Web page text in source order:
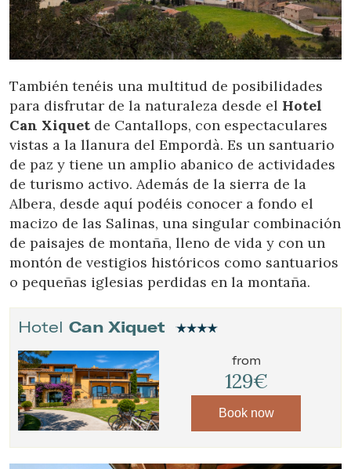
También tenéis una multitud de posibilidades
para disfrutar de la naturaleza desde el Hotel
Can Xiquet de Cantallops, con espectaculares
vistas a la llanura del Empordà. Es un santuario
de paz y tiene un amplio abanico de actividades
de turismo activo. Además de la sierra de la
Albera, desde aquí podéis conocer a fondo el
macizo de las Salinas, una singular combinación
de paisajes de montaña, lleno de vida y con un
montón de vestigios históricos como santuarios
o pequeñas iglesias perdidas en la montaña.
Hotel Can Xiquet
from
129€
Book now